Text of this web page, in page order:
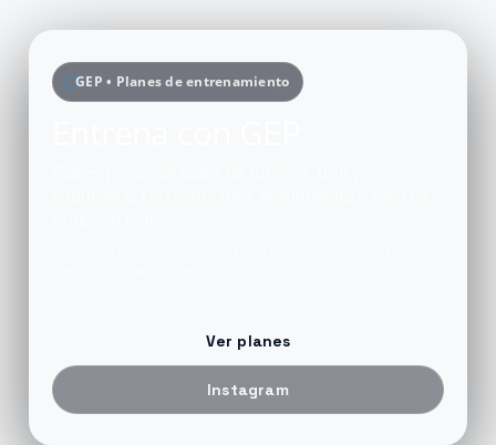
GEP • Planes de entrenamiento
Ver planes
Instagram